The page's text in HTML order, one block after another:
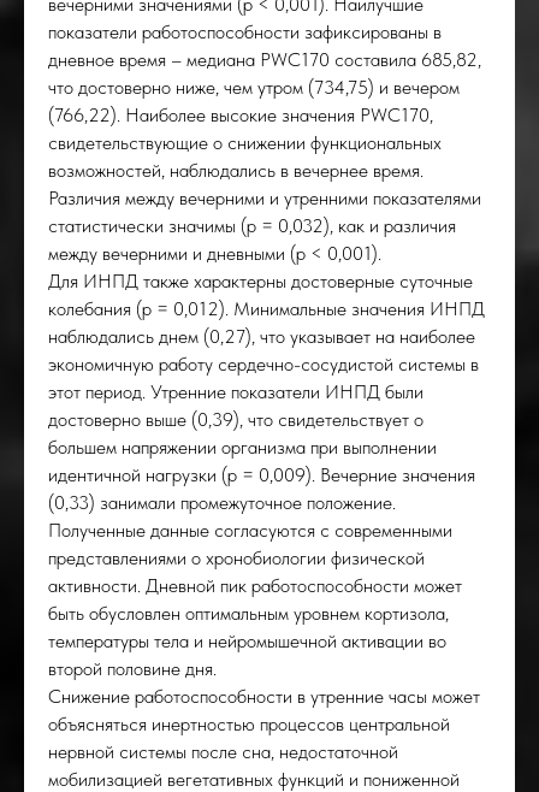
показатели работоспособности зафиксированы в
дневное время – медиана PWC170 составила 685,82,
что достоверно ниже, чем утром (734,75) и вечером
(766,22). Наиболее высокие значения PWC170,
свидетельствующие о снижении функциональных
возможностей, наблюдались в вечернее время.
Различия между вечерними и утренними показателями
статистически значимы (p = 0,032), как и различия
между вечерними и дневными (p < 0,001).
Для ИНПД также характерны достоверные суточные
колебания (p = 0,012). Минимальные значения ИНПД
наблюдались днем (0,27), что указывает на наиболее
экономичную работу сердечно-сосудистой системы в
этот период. Утренние показатели ИНПД были
достоверно выше (0,39), что свидетельствует о
большем напряжении организма при выполнении
идентичной нагрузки (p = 0,009). Вечерние значения
(0,33) занимали промежуточное положение.
Полученные данные согласуются с современными
представлениями о хронобиологии физической
активности. Дневной пик работоспособности может
быть обусловлен оптимальным уровнем кортизола,
температуры тела и нейромышечной активации во
второй половине дня.
Снижение работоспособности в утренние часы может
объясняться инертностью процессов центральной
нервной системы после сна, недостаточной
мобилизацией вегетативных функций и пониженной